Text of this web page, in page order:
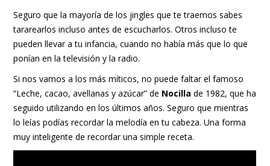
Seguro que la mayoría de los jingles que te traemos sabes
tararearlos incluso antes de escucharlos. Otros incluso te
pueden llevar a tu infancia, cuando no había más que lo que
ponían en la televisión y la radio.
Si nos vamos a los más míticos, no puede faltar el famoso
“Leche, cacao, avellanas y azúcar” de Nocilla de 1982, que ha
seguido utilizando en los últimos años. Seguro que mientras
lo leías podías recordar la melodía en tu cabeza. Una forma
muy inteligente de recordar una simple receta.